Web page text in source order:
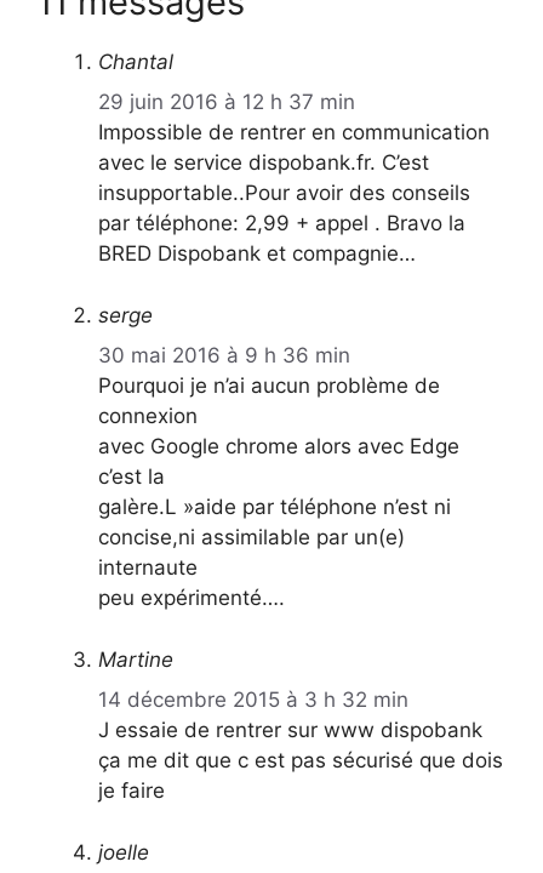
Chantal
29 juin 2016 à 12 h 37 min
Impossible de rentrer en communication
avec le service dispobank.fr. C’est
insupportable..Pour avoir des conseils
par téléphone: 2,99 + appel . Bravo la
BRED Dispobank et compagnie…
serge
30 mai 2016 à 9 h 36 min
Pourquoi je n’ai aucun problème de
connexion
avec Google chrome alors avec Edge
c’est la
galère.L »aide par téléphone n’est ni
concise,ni assimilable par un(e)
internaute
peu expérimenté….
Martine
14 décembre 2015 à 3 h 32 min
J essaie de rentrer sur www dispobank
ça me dit que c est pas sécurisé que dois
je faire
joelle